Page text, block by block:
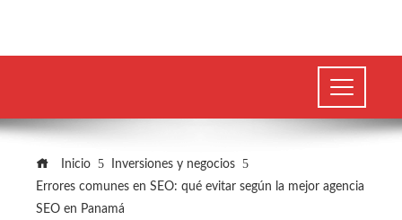
Inicio
Inversiones y negocios
Errores comunes en SEO: qué evitar según la mejor agencia
SEO en Panamá